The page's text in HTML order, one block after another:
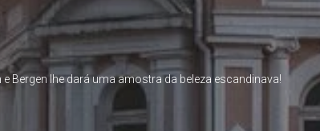
Bergen lhe dará uma amostra da beleza escandinava!